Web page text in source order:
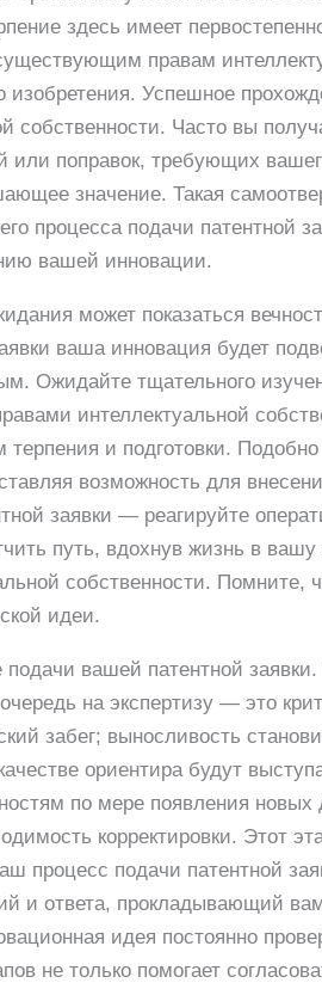
здесь имеет
правам
изобретения. Успешное
собственности. Часто вы
или поправок, требующих
значение. Такая
процесса подачи патентной
вашей инновации.
может показаться
ваша инновация будет
Ожидайте тщательного
интеллектуальной
терпения и подготовки.
возможность для
заявки — реагируйте
путь, вдохнув жизнь в
собственности. Помните,
идеи.
вашей патентной
на экспертизу — это
забег; выносливость
ориентира будут
по мере появления
корректировки. Этот
процесс подачи патентной
и ответа, прокладывающий
идея постоянно
не только помогает